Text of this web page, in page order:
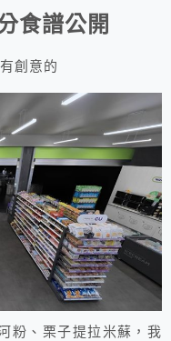
食譜公開
創意的
粉、栗子提拉米蘇，我